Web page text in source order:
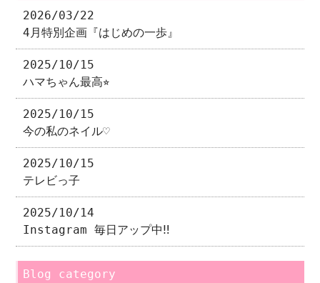
2026/03/22
4月特別企画『はじめの一歩』
2025/10/15
ハマちゃん最高⭐︎
2025/10/15
今の私のネイル♡
2025/10/15
テレビっ子
2025/10/14
Instagram 毎日アップ中‼︎
Blog category